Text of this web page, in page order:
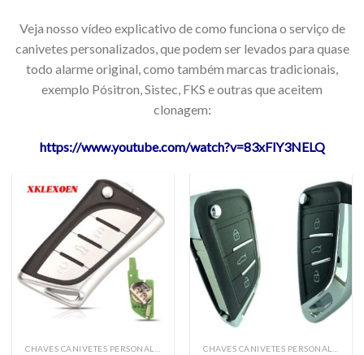
Veja nosso vídeo explicativo de como funciona o serviço de
canivetes personalizados, que podem ser levados para quase
todo alarme original, como também marcas tradicionais,
exemplo Pósitron, Sistec, FKS e outras que aceitem
clonagem:
https://www.youtube.com/watch?v=83xFlY3NELQ
CHAVES CANIVETES PERSONALIZADAS COMPLETAS CHAVES CANIVETES PERSONALIZADAS COMPLETAS